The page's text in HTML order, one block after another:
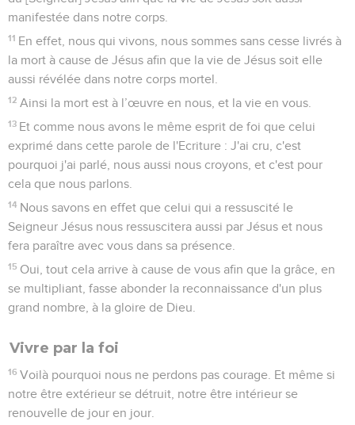
manifestée dans notre corps.
11 En effet, nous qui vivons, nous sommes sans cesse livrés à
la mort à cause de Jésus afin que la vie de Jésus soit elle
aussi révélée dans notre corps mortel.
12 Ainsi la mort est à l’œuvre en nous, et la vie en vous.
13 Et comme nous avons le même esprit de foi que celui
exprimé dans cette parole de l'Ecriture : J'ai cru, c'est
pourquoi j'ai parlé, nous aussi nous croyons, et c'est pour
cela que nous parlons.
14 Nous savons en effet que celui qui a ressuscité le
Seigneur Jésus nous ressuscitera aussi par Jésus et nous
fera paraître avec vous dans sa présence.
15 Oui, tout cela arrive à cause de vous afin que la grâce, en
se multipliant, fasse abonder la reconnaissance d'un plus
grand nombre, à la gloire de Dieu.
Vivre par la foi
16 Voilà pourquoi nous ne perdons pas courage. Et même si
notre être extérieur se détruit, notre être intérieur se
renouvelle de jour en jour.